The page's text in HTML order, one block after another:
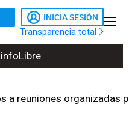
INICIA SESIÓN
Transparencia total
organizadas por Orbán